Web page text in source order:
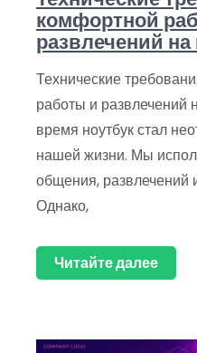
комфортной
развлечений на
Технические
работы и развлечений
время ноутбук стал
нашей жизни. Мы
общения, развлечений
Однако,
Читайте далее